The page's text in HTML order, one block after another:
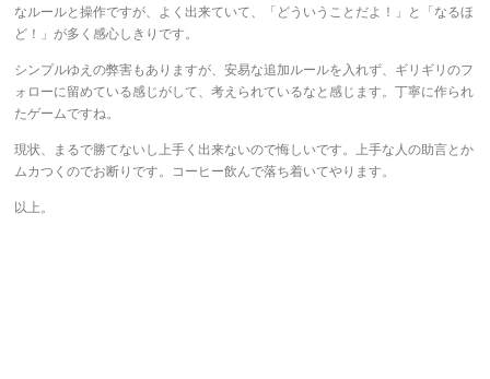
なルールと操作ですが、よく出来ていて、「どういうことだよ！」と「なるほ
ど！」が多く感心しきりです。
シンプルゆえの弊害もありますが、安易な追加ルールを入れず、ギリギリのフ
ォローに留めている感じがして、考えられているなと感じます。丁寧に作られ
たゲームですね。
現状、まるで勝てないし上手く出来ないので悔しいです。上手な人の助言とか
ムカつくのでお断りです。コーヒー飲んで落ち着いてやります。
以上。